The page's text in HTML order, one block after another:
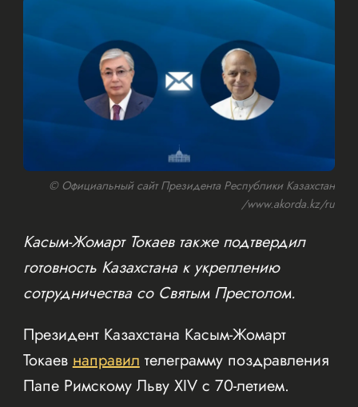
© Официальный сайт Президента Республики Казахстан
/www.akorda.kz/ru
Касым-Жомарт Токаев также подтвердил
готовность Казахстана к укреплению
сотрудничества со Святым Престолом.
Президент Казахстана Касым-Жомарт
Токаевнаправилтелеграмму поздравления
Папе Римскому Льву XIV с 70-летием.